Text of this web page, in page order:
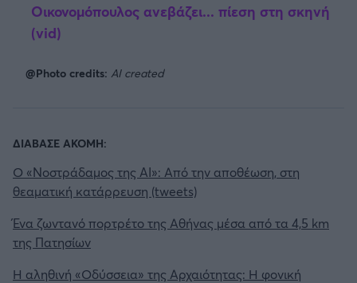
Οικονομόπουλος ανεβάζει... πίεση στη σκηνή
(vid)
@Photo credits: ΑΙ created
ΔΙΑΒΑΣΕ ΑΚΟΜΗ:
Ο «Νοστράδαμος της AI»: Από την αποθέωση, στη
θεαματική κατάρρευση (tweets)
Ένα ζωντανό πορτρέτο της Αθήνας μέσα από τα 4,5 km
της Πατησίων
Η αληθινή «Οδύσσεια» της Αρχαιότητας: Η φονική